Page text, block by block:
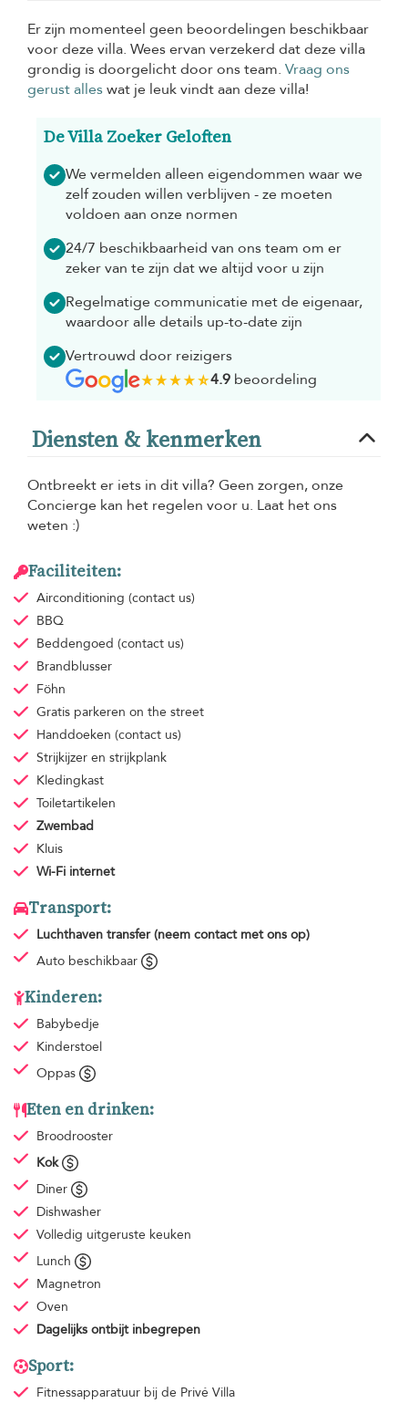
Er zijn momenteel geen beoordelingen beschikbaar
voor deze villa. Wees ervan verzekerd dat deze villa
grondig is doorgelicht door ons team. Vraag ons
gerust alleswat je leuk vindt aan deze villa!
De Villa Zoeker Geloften
We vermelden alleen eigendommen waar we
zelf zouden willen verblijven - ze moeten
voldoen aan onze normen
24/7 beschikbaarheid van ons team om er
zeker van te zijn dat we altijd voor u zijn
Regelmatige communicatie met de eigenaar,
waardoor alle details up-to-date zijn
Vertrouwd door reizigers
4.9beoordeling
Diensten & kenmerken
Ontbreekt er iets in dit villa? Geen zorgen, onze
Concierge kan het regelen voor u. Laat het ons
weten :)
Faciliteiten:
Airconditioning (contact us)
BBQ
Beddengoed (contact us)
Brandblusser
Föhn
Gratis parkeren on the street
Handdoeken (contact us)
Strijkijzer en strijkplank
Kledingkast
Toiletartikelen
Zwembad
Kluis
Wi-Fi internet
Transport:
Luchthaven transfer (neem contact met ons op)
Auto beschikbaar
Kinderen:
Babybedje
Kinderstoel
Oppas
Eten en drinken:
Broodrooster
Kok
Diner
Dishwasher
Volledig uitgeruste keuken
Lunch
Magnetron
Oven
Dagelijks ontbijt inbegrepen
Sport:
Fitnessapparatuur bij de Privé Villa